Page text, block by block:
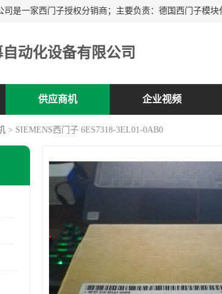
动化设备有限公司
供应商机 企业视频
> SIEMENS西门子 6ES7318-3EL01-0AB0